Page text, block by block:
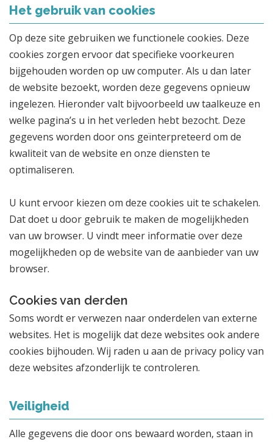
Het gebruik van cookies
Op deze site gebruiken we functionele cookies. Deze
cookies zorgen ervoor dat specifieke voorkeuren
bijgehouden worden op uw computer. Als u dan later
de website bezoekt, worden deze gegevens opnieuw
ingelezen. Hieronder valt bijvoorbeeld uw taalkeuze en
welke pagina’s u in het verleden hebt bezocht. Deze
gegevens worden door ons geïnterpreteerd om de
kwaliteit van de website en onze diensten te
optimaliseren.
U kunt ervoor kiezen om deze cookies uit te schakelen.
Dat doet u door gebruik te maken de mogelijkheden
van uw browser. U vindt meer informatie over deze
mogelijkheden op de website van de aanbieder van uw
browser.
Cookies van derden
Soms wordt er verwezen naar onderdelen van externe
websites. Het is mogelijk dat deze websites ook andere
cookies bijhouden. Wij raden u aan de privacy policy van
deze websites afzonderlijk te controleren.
Veiligheid
Alle gegevens die door ons bewaard worden, staan in